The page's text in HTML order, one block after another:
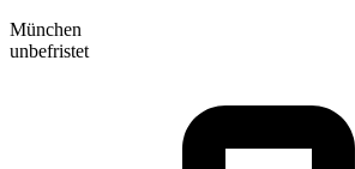
München
unbefristet